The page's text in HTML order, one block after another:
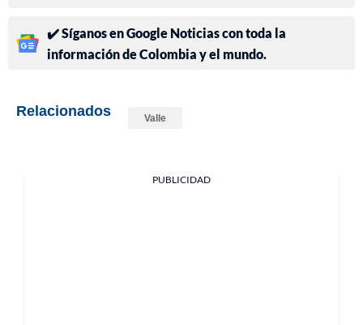
✔️ Síganos en Google Noticias con toda la
información de Colombia y el mundo.
Relacionados Valle
PUBLICIDAD